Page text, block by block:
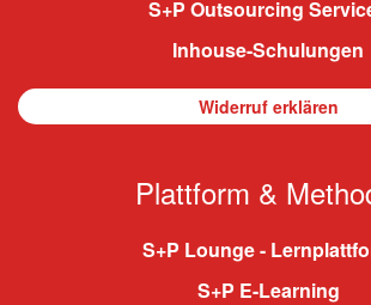
S+P Outsourcing
Inhouse-Schulungen
Widerruf erklären
Plattform &
S+P Lounge -
S+P E-Learning